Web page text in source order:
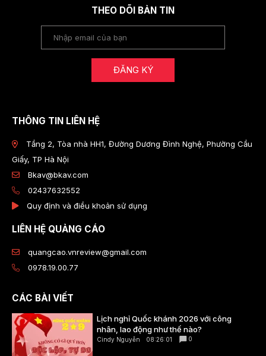
THEO DÕI BẢN TIN
ĐĂNG KÝ
THÔNG TIN LIÊN HỆ
Tầng 2, Tòa nhà HH1, Đường Dương Đình Nghệ, Phường Cầu
Giấy, TP Hà Nội
Bkav@bkav.com
02437632552
Quy định và điều khoản sử dụng
LIÊN HỆ QUẢNG CÁO
quangcao.vnreview@gmail.com
0978.19.00.77
CÁC BÀI VIẾT
Lịch nghỉ Quốc khánh 2026 với công
nhân, lao động như thế nào?
Cindy Nguyễn 08:26:01 0